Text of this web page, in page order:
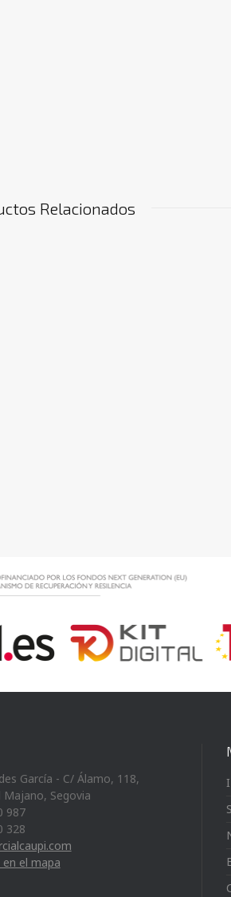
Relacionados
García - C/ Álamo, 118,
Majano, Segovia
987
328
el mapa